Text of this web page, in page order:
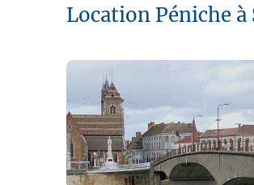
Location Péniche